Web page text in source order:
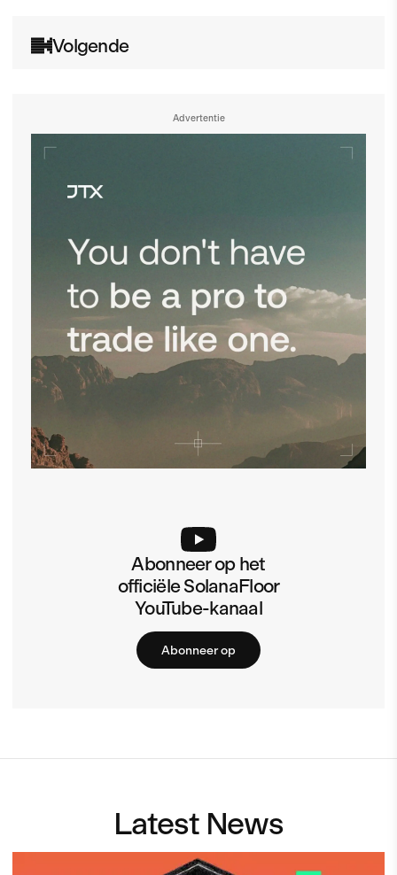
Volgende
Advertentie
Abonneer op het
officiële SolanaFloor
YouTube-kanaal
Abonneer op
Latest News